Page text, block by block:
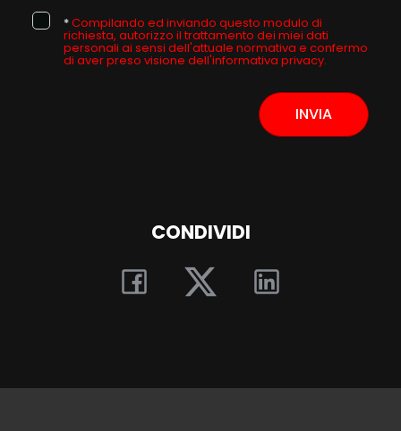
*Compilando ed inviando questo modulo di
richiesta, autorizzo il trattamento dei miei dati
personali ai sensi dell'attuale normativa e confermo
di aver preso visione dell'informativa privacy.
INVIA
CONDIVIDI